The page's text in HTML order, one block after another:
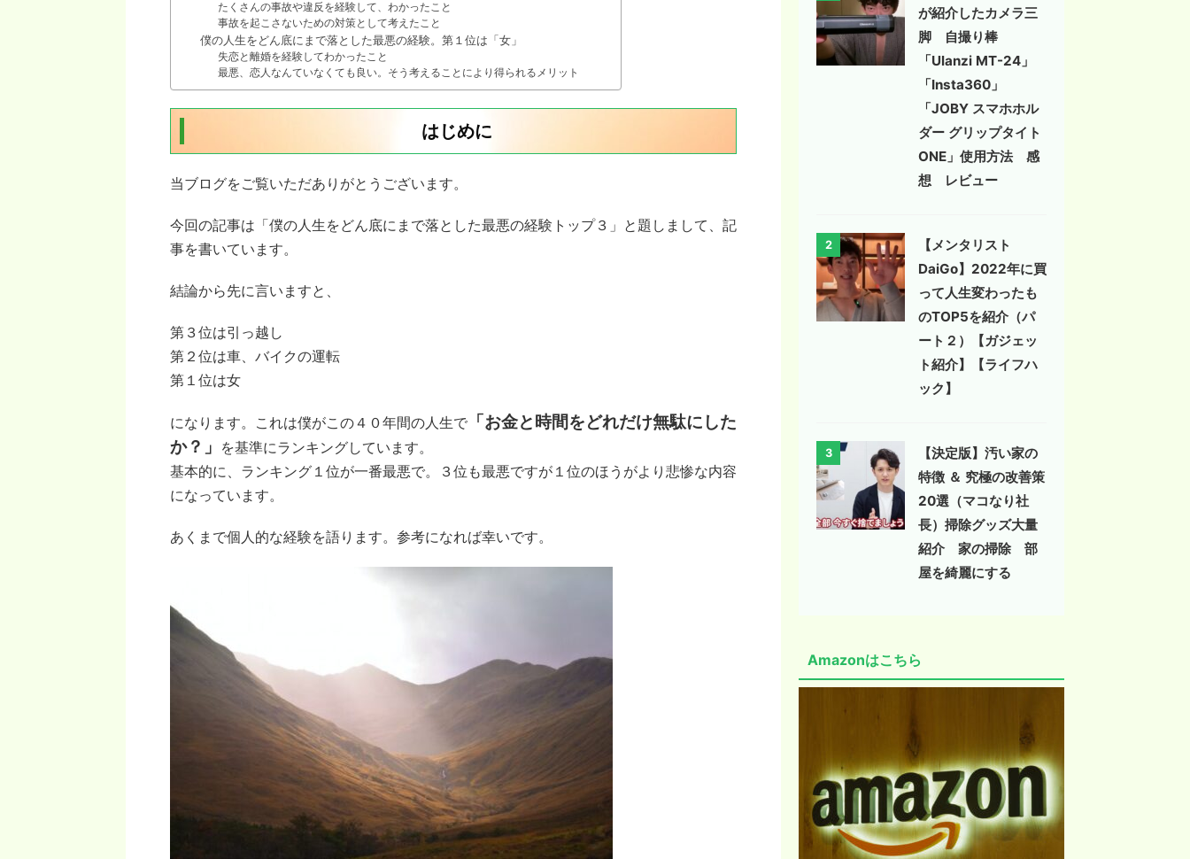
たくさんの事故や違反を経験して、わかったこと
事故を起こさないための対策として考えたこと
僕の人生をどん底にまで落とした最悪の経験。第１位は「女」
失恋と離婚を経験してわかったこと
最悪、恋人なんていなくても良い。そう考えることにより得られるメリット
はじめに
当ブログをご覧いただありがとうございます。
今回の記事は「僕の人生をどん底にまで落とした最悪の経験トップ３」と題しまして、記
事を書いています。
結論から先に言いますと、
第３位は引っ越し
第２位は車、バイクの運転
第１位は女
になります。これは僕がこの４０年間の人生で 「お金と時間をどれだけ無駄にした
か？」 を基準にランキングしています。
基本的に、ランキング１位が一番最悪で。３位も最悪ですが１位のほうがより悲惨な内容
になっています。
あくまで個人的な経験を語ります。参考になれば幸いです。
が紹介したカメラ三
脚 自撮り棒
「Ulanzi MT-24」
「Insta360」
「JOBY スマホホル
ダー グリップタイト
ONE」使用方法 感
想 レビュー
2
【メンタリスト
DaiGo】2022年に買
って人生変わったも
のTOP5を紹介（パ
ート２）【ガジェッ
ト紹介】【ライフハ
ック】
3
【決定版】汚い家の
特徴 ＆ 究極の改善策
20選（マコなり社
長）掃除グッズ大量
紹介 家の掃除 部
屋を綺麗にする
Amazonはこちら